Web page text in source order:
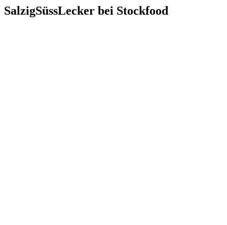
SalzigSüssLecker bei Stockfood